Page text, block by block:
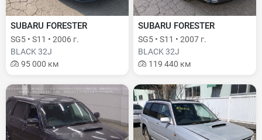
SUBARU FORESTER
SG5 • S11 • 2006 г.
BLACK 32J
95 000 км
SUBARU FORESTER
SG5 • S11 • 2007 г.
BLACK 32J
119 440 км